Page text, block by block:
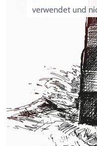
verwendet und